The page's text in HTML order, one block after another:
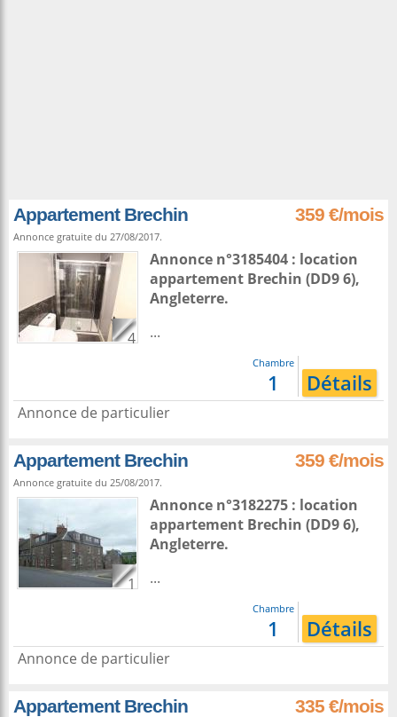
Appartement Brechin 359 €/mois
Annonce gratuite du 27/08/2017.
4
Annonce n°3185404 : location
appartement Brechin (DD9 6),
Angleterre.
...
Chambre
1 Détails
Annonce de particulier
Appartement Brechin 359 €/mois
Annonce gratuite du 25/08/2017.
1
Annonce n°3182275 : location
appartement Brechin (DD9 6),
Angleterre.
...
Chambre
1 Détails
Annonce de particulier
Appartement Brechin 335 €/mois